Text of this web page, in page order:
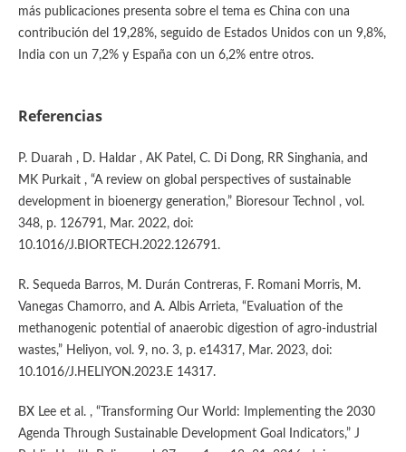
más publicaciones presenta sobre el tema es China con una
contribución del 19,28%, seguido de Estados Unidos con un 9,8%,
India con un 7,2% y España con un 6,2% entre otros.
Referencias
P. Duarah , D. Haldar , AK Patel, C. Di Dong, RR Singhania, and
MK Purkait , “A review on global perspectives of sustainable
development in bioenergy generation,” Bioresour Technol , vol.
348, p. 126791, Mar. 2022, doi:
10.1016/J.BIORTECH.2022.126791.
R. Sequeda Barros, M. Durán Contreras, F. Romani Morris, M.
Vanegas Chamorro, and A. Albis Arrieta, “Evaluation of the
methanogenic potential of anaerobic digestion of agro-industrial
wastes,” Heliyon, vol. 9, no. 3, p. e14317, Mar. 2023, doi:
10.1016/J.HELIYON.2023.E 14317.
BX Lee et al. , “Transforming Our World: Implementing the 2030
Agenda Through Sustainable Development Goal Indicators,” J